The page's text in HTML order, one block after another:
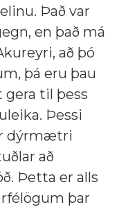
Það var
en það má
að þó
þá eru þau
til þess
Þessi
dýrmætri
að
Þetta er alls
þar